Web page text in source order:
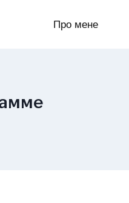
Про мене